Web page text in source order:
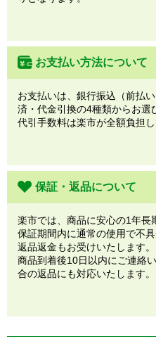
お支払い方法について
お支払いは、銀行振込（前払
済・代金引換の4種類からお選
代引手数料は楽市が全額負担し
保証・返品について
楽市では、商品に安心の1年長
保証期間内に通常の使用で不
返品返金もお受けいたします。
商品到着後10日以内にご連絡
合の返品にも対応いたします。